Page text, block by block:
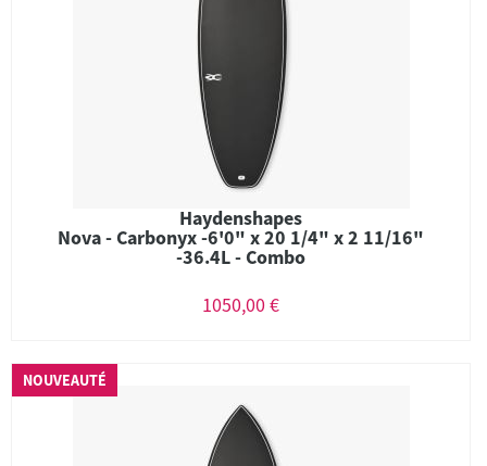
Haydenshapes
Nova - Carbonyx -6'0" x 20 1/4" x 2 11/16"
-36.4L - Combo
1050,00 €
NOUVEAUTÉ